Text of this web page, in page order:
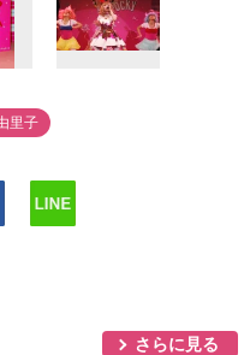
里子
さらに見る